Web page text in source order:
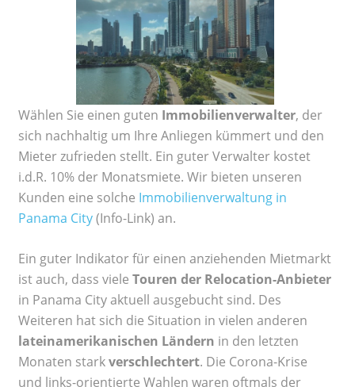
Wählen Sie einen guten Immobilienverwalter, der
sich nachhaltig um Ihre Anliegen kümmert und den
Mieter zufrieden stellt. Ein guter Verwalter kostet
i.d.R. 10% der Monatsmiete. Wir bieten unseren
Kunden eine solche Immobilienverwaltung in
Panama City(Info-Link) an.
Ein guter Indikator für einen anziehenden Mietmarkt
ist auch, dass viele Touren der Relocation-Anbieter
in Panama City aktuell ausgebucht sind. Des
Weiteren hat sich die Situation in vielen anderen
lateinamerikanischen Ländern in den letzten
Monaten starkverschlechtert. Die Corona-Krise
und links-orientierte Wahlen waren oftmals der